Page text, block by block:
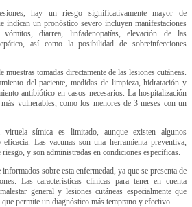
hay un riesgo significativamente mayor de
indican un pronóstico severo incluyen manifestaciones
diarrea, linfadenopatías, elevación de las
así como la posibilidad de sobreinfecciones
muestras tomadas directamente de las lesiones cutáneas.
del paciente, medidas de limpieza, hidratación y
antibiótico en casos necesarios. La hospitalización
vulnerables, como los menores de 3 meses con un
símica es limitado, aunque existen algunos
Las vacunas son una herramienta preventiva,
y son administradas en condiciones específicas.
sobre esta enfermedad, ya que se presenta de
Las características clínicas para tener en cuenta
general y lesiones cutáneas especialmente que
permite un diagnóstico más temprano y efectivo.